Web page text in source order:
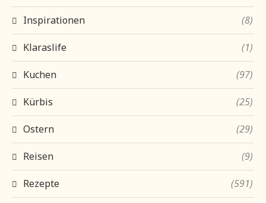
Inspirationen (8)
Klaraslife (1)
Kuchen (97)
Kürbis (25)
Ostern (29)
Reisen (9)
Rezepte (591)